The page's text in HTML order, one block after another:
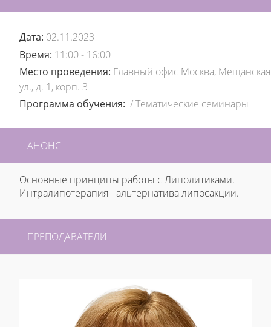
Дата: 02.11.2023
Время: 11:00 - 16:00
Место проведения: Главный офис Москва, Мещанская
ул., д. 1, корп. 3
Программа обучения: /Тематические семинары
АНОНС
Основные принципы работы с Липолитиками.
Интралипотерапия - альтернатива липосакции.
ПРЕПОДАВАТЕЛИ